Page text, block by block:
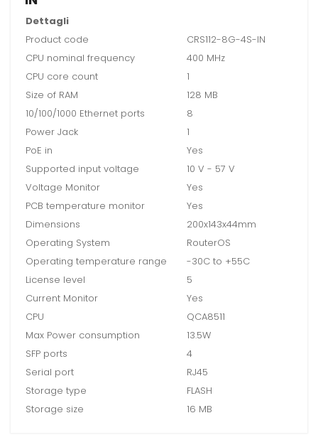
Dettagli
Product code
CRS112-8G-4S-IN
CPU nominal frequency
400 MHz
CPU core count
1
Size of RAM
128 MB
10/100/1000 Ethernet ports
8
Power Jack
1
PoE in
Yes
Supported input voltage
10 V - 57 V
Voltage Monitor
Yes
PCB temperature monitor
Yes
Dimensions
200x143x44mm
Operating System
RouterOS
Operating temperature range
-30C to +55C
License level
5
Current Monitor
Yes
CPU
QCA8511
Max Power consumption
13.5W
SFP ports
4
Serial port
RJ45
Storage type
FLASH
Storage size
16 MB